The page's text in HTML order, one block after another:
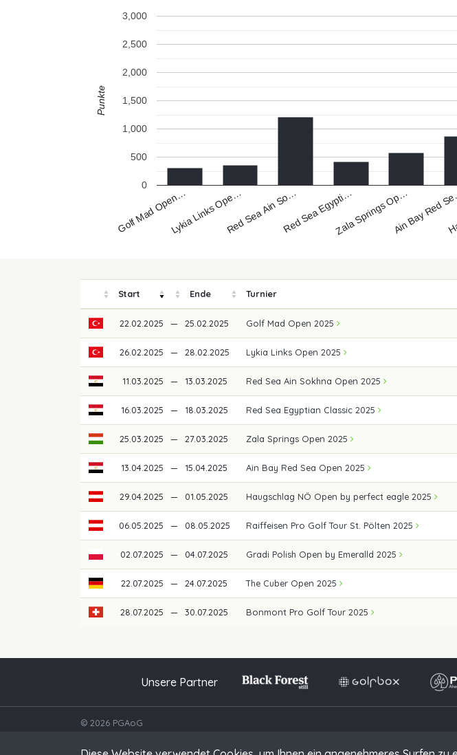
Golf Mad Open…Lykia Links Ope…Red Sea Ain So…Red Sea Egypti…Zala Springs Op…Ain Bay Red
0
500
1,000
1,500
2,000
2,500
3,000
Punkte
Start Ende Turnier
22.02.2025 — 25.02.2025 Golf Mad Open 2025
26.02.2025 — 28.02.2025 Lykia Links Open 2025
11.03.2025 — 13.03.2025 Red Sea Ain Sokhna Open 2025
16.03.2025 — 18.03.2025 Red Sea Egyptian Classic 2025
25.03.2025 — 27.03.2025 Zala Springs Open 2025
13.04.2025 — 15.04.2025 Ain Bay Red Sea Open 2025
29.04.2025 — 01.05.2025 Haugschlag NÖ Open by perfect eagle 2025
06.05.2025 — 08.05.2025 Raiffeisen Pro Golf Tour St. Pölten 2025
02.07.2025 — 04.07.2025 Gradi Polish Open by Emeralld 2025
22.07.2025 — 24.07.2025 The Cuber Open 2025
28.07.2025 — 30.07.2025 Bonmont Pro Golf Tour 2025
Unsere Partner
© 2026 PGAoG